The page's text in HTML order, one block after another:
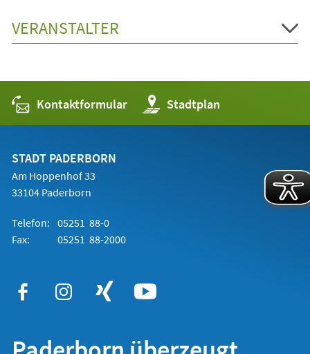
VERANSTALTER
Kontaktformular Stadtplan
(Öffnet
in
einem
STADT PADERBORN
Am Hoppenhof 33
33104 Paderborn
Telefon: 05251 88-0
Fax:
05251 88-2000